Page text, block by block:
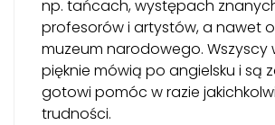
np. tańcach, występach
profesorów i artystów, a nawet
muzeum narodowego. Wszyscy
pięknie mówią po angielsku i są
gotowi pomóc w razie
trudności.